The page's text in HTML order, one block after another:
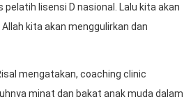
lisensi D nasional. Lalu kita akan
kita akan menggulirkan dan
mengatakan, coaching clinic
minat dan bakat anak muda dalam